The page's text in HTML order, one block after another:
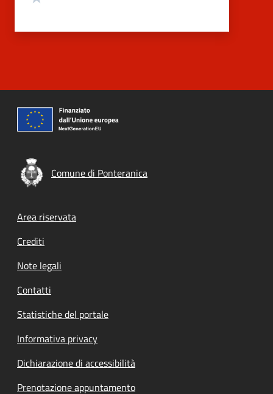
Comune di Ponteranica
Footer menu
Area riservata
Crediti
Note legali
Contatti
Statistiche del portale
Informativa privacy
Dichiarazione di accessibilità
Prenotazione appuntamento